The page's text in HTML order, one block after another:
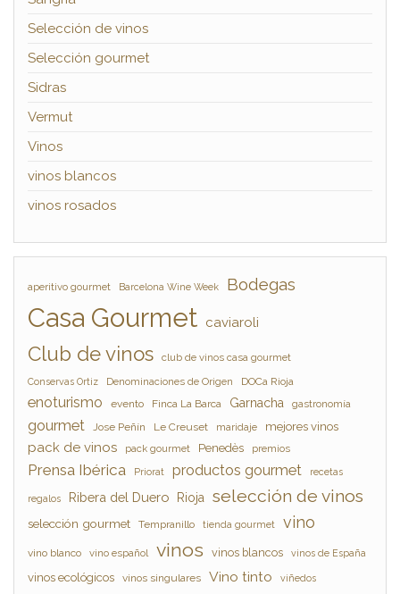
Selección de vinos
Selección gourmet
Sidras
Vermut
Vinos
vinos blancos
vinos rosados
aperitivo gourmet Barcelona Wine Week Bodegas
Casa Gourmet caviaroli
Club de vinos club de vinos casa gourmet
Conservas Ortiz Denominaciones de Origen DOCa Rioja
enoturismo evento Finca La Barca Garnacha gastronomía
gourmet Jose Peñín Le Creuset maridaje mejores vinos
pack de vinos pack gourmet Penedès premios
Prensa Ibérica Priorat productos gourmet recetas
regalos Ribera del Duero Rioja selección de vinos
selección gourmet Tempranillo tienda gourmet vino
vino blanco vino español vinos vinos blancos vinos de España
vinos ecológicos vinos singulares Vino tinto viñedos